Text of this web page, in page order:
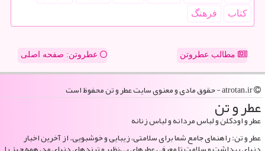
كتاب
فرهنگ
مطالب عطروتن عطروتن: صفحه اصلی
عطر و تن
عطر و اودکلن و لباس مردانه و لباس زنانه
عطر و تن: راهنمای جامع شما برای سلامتی، زیبایی و خوشبویی. از آخرین اخبار